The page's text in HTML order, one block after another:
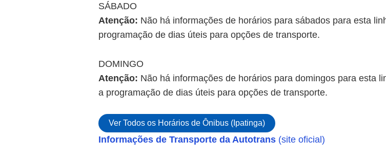
SÁBADO
Atenção: Não há informações de horários para sábados para esta
programação de dias úteis para opções de transporte.
DOMINGO
Atenção: Não há informações de horários para domingos para esta
a programação de dias úteis para opções de transporte.
Ver Todos os Horários de Ônibus (Ipatinga)
Informações de Transporte da Autotrans (site oficial)